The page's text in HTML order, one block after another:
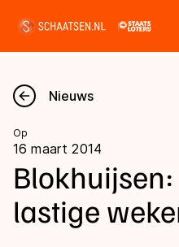
Nieuws
Kalender
Disciplines
Nieuws
Op
16 maart 2014
lastige